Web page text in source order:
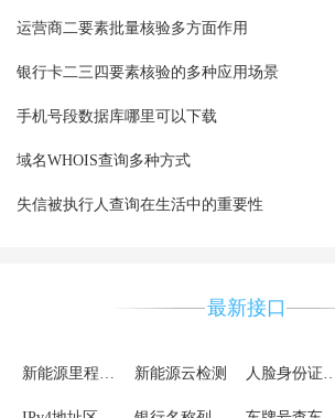
运营商二要素批量核验多方面作用
银行卡二三四要素核验的多种应用场景
手机号段数据库哪里可以下载
域名WHOIS查询多种方式
失信被执行人查询在生活中的重要性
最新接口
新能源云检测